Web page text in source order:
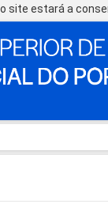
site estará a